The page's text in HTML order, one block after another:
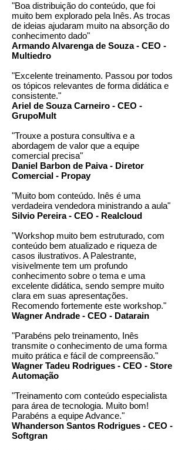
"Boa distribuição do conteúdo, que foi
muito bem explorado pela Inês. As trocas
de ideias ajudaram muito na absorção do
conhecimento dado"
Armando Alvarenga de Souza - CEO -
Multiedro
"Excelente treinamento. Passou por todos
os tópicos relevantes de forma didática e
consistente."
Ariel de Souza Carneiro - CEO -
GrupoMult
"Trouxe a postura consultiva e a
abordagem de valor que a equipe
comercial precisa"
Daniel Barbon de Paiva - Diretor
Comercial - Propay
"Muito bom conteúdo. Inês é uma
verdadeira vendedora ministrando a aula"
Silvio Pereira - CEO - Realcloud
"Workshop muito bem estruturado, com
conteúdo bem atualizado e riqueza de
casos ilustrativos. A Palestrante,
visivelmente tem um profundo
conhecimento sobre o tema e uma
excelente didática, sendo sempre muito
clara em suas apresentações.
Recomendo fortemente este workshop."
Wagner Andrade - CEO - Datarain
"Parabéns pelo treinamento, Inês
transmite o conhecimento de uma forma
muito prática e fácil de compreensão."
Wagner Tadeu Rodrigues - CEO - Store
Automação
"Treinamento com conteúdo especialista
para área de tecnologia. Muito bom!
Parabéns a equipe Advance."
Whanderson Santos Rodrigues - CEO -
Softgran